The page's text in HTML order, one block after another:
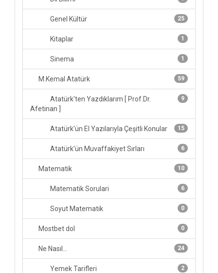
25
Genel Kültür
1
Kitaplar
1
Sinema
59
M.Kemal Atatürk
9
Atatürk'ten Yazdıklarım [ Prof.Dr.
Afetinan ]
15
Atatürk'ün El Yazılarıyla Çeşitli Konular
6
Atatürk'ün Muvaffakiyet Sırları
10
Matematik
6
Matematik Sorulari
0
Soyut Matematik
0
Mostbet dol
24
Ne Nasıl...
2
Yemek Tarifleri